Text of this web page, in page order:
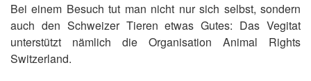
Bei einem Besuch tut man nicht nur sich selbst, sondern
auch den Schweizer Tieren etwas Gutes: Das Vegitat
unterstützt nämlich die Organisation Animal Rights
Switzerland.